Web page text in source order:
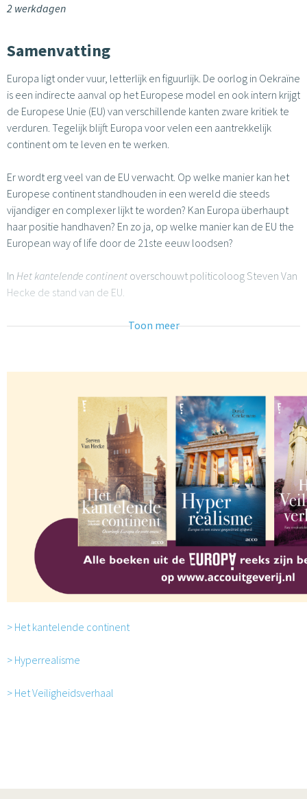
2 werkdagen
Samenvatting
Europa ligt onder vuur, letterlijk en figuurlijk. De oorlog in Oekraïne
is een indirecte aanval op het Europese model en ook intern krijgt
de Europese Unie (EU) van verschillende kanten zware kritiek te
verduren. Tegelijk blijft Europa voor velen een aantrekkelijk
continent om te leven en te werken.
Er wordt erg veel van de EU verwacht. Op welke manier kan het
Europese continent standhouden in een wereld die steeds
vijandiger en complexer lijkt te worden? Kan Europa überhaupt
haar positie handhaven? En zo ja, op welke manier kan de EU the
European way of life door de 21ste eeuw loodsen?
In Het kantelende continent overschouwt politicoloog Steven Van
Hecke de stand van de EU.
Toon meer
> Het kantelende continent
> Hyperrealisme
> Het Veiligheidsverhaal